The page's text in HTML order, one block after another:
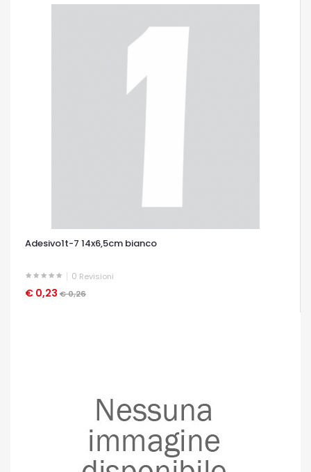
Adesivo1t-7 14x6,5cm bianco
0 Revisioni
€ 0,23 € 0,26
OCCHIATA VELOCE